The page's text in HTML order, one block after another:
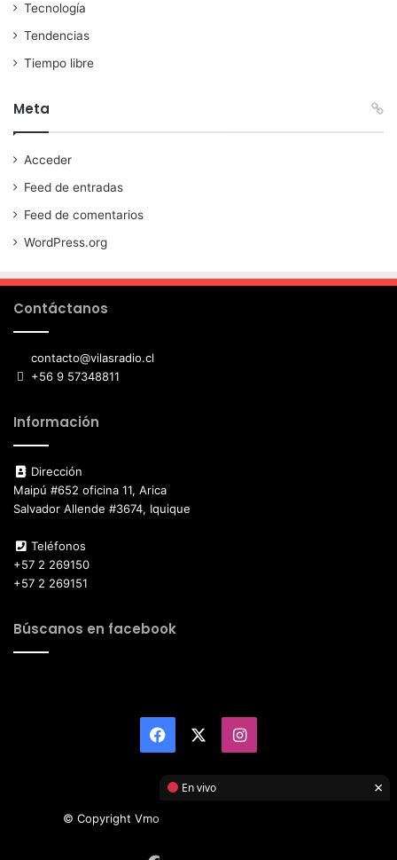
Tecnología
Tendencias
Tiempo libre
Meta
Acceder
Feed de entradas
Feed de comentarios
WordPress.org
Contáctanos
contacto@vilasradio.cl
+56 9 57348811
Información
Dirección
Maipú #652 oficina 11, Arica
Salvador Allende #3674, Iquique
Teléfonos
+57 2 269150
+57 2 269151
Búscanos en facebook
Facebook Instagram
© Copyright Vmotor TI 2026, All Rights Reserved
En vivo ×